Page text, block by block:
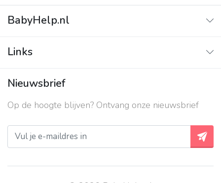
BabyHelp.nl
Vraag & Antwoord
Links
Contact
Over ons
Privacy beleid
Nieuwsbrief
Op de hoogte blijven? Ontvang onze nieuwsbrief